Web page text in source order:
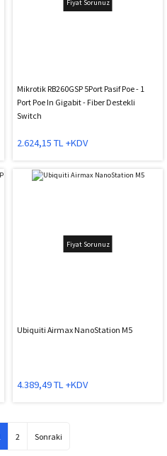
Fiyat Sorunuz
Mikrotik RB260GSP 5Port Pasif Poe - 1
Port Poe In Gigabit - Fiber Destekli
Switch
2.624,15 TL +KDV
Fiyat Sorunuz
Ubiquiti Airmax NanoStation M5
4.389,49 TL +KDV
2